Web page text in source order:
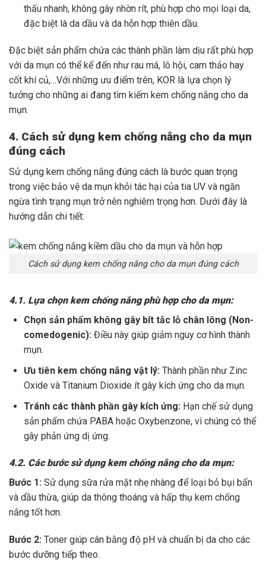
thấu nhanh, không gây nhờn rít, phù hợp cho mọi loại da,
đặc biệt là da dầu và da hỗn hợp thiên dầu.
Đặc biệt sản phẩm chứa các thành phần làm dịu rất phù hợp
với da mụn có thể kể đến như rau má, lô hội, cam thảo hay
cốt khí củ,…Với những ưu điểm trên, KOR là lựa chọn lý
tưởng cho những ai đang tìm kiếm kem chống nắng cho da
mụn.
4. Cách sử dụng kem chống nắng cho da mụn
đúng cách
Sử dụng kem chống nắng đúng cách là bước quan trọng
trong việc bảo vệ da mụn khỏi tác hại của tia UV và ngăn
ngừa tình trạng mụn trở nên nghiêm trọng hơn. Dưới đây là
hướng dẫn chi tiết:
Cách sử dụng kem chống nắng cho da mụn đúng cách
4.1. Lựa chọn kem chống nắng phù hợp cho da mụn:
Chọn sản phẩm không gây bít tắc lỗ chân lông (Non-
comedogenic): Điều này giúp giảm nguy cơ hình thành
mụn.
Ưu tiên kem chống nắng vật lý: Thành phần như Zinc
Oxide và Titanium Dioxide ít gây kích ứng cho da mụn.
Tránh các thành phần gây kích ứng: Hạn chế sử dụng
sản phẩm chứa PABA hoặc Oxybenzone, vì chúng có thể
gây phản ứng dị ứng.
4.2. Các bước sử dụng kem chống nắng cho da mụn:
Bước 1: Sử dụng sữa rửa mặt nhẹ nhàng để loại bỏ bụi bẩn
và dầu thừa, giúp da thông thoáng và hấp thụ kem chống
nắng tốt hơn.
Bước 2: Toner giúp cân bằng độ pH và chuẩn bị da cho các
bước dưỡng tiếp theo.